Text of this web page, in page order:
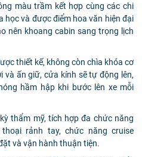
màu trầm kết hợp cùng các chi
học và được điểm hoa văn hiện đại
nên khoang cabin sang trọng lịch
thiết kế, không còn chìa khóa cơ
ấn giữ, cửa kính sẽ tự động lên,
hầm hập khi bước lên xe mỗi
thẩm mỹ, tích hợp đa chức năng
rảnh tay, chức năng cruise
và vận hành thuận tiện.